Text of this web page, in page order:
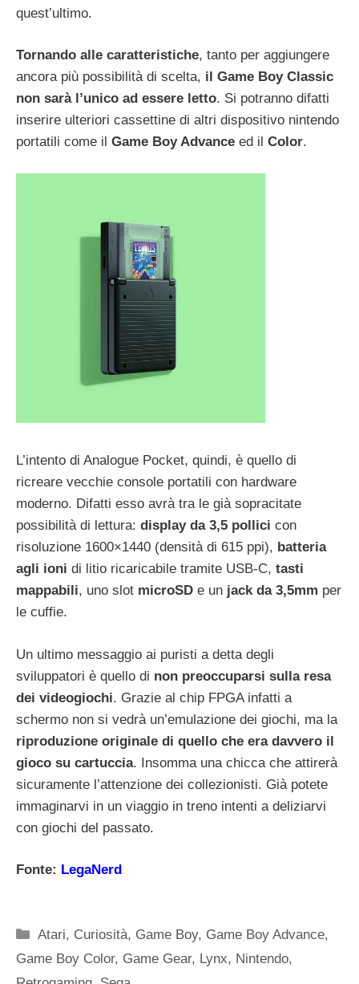
quest’ultimo.
Tornando alle caratteristiche, tanto per aggiungere
ancora più possibilità di scelta, il Game Boy Classic
non sarà l’unico ad essere letto. Si potranno difatti
inserire ulteriori cassettine di altri dispositivo nintendo
portatili come il Game Boy Advance ed il Color.
L’intento di Analogue Pocket, quindi, è quello di
ricreare vecchie console portatili con hardware
moderno. Difatti esso avrà tra le già sopracitate
possibilità di lettura: display da 3,5 pollici con
risoluzione 1600×1440 (densità di 615 ppi), batteria
agli ioni di litio ricaricabile tramite USB-C, tasti
mappabili, uno slot microSD e un jack da 3,5mm per
le cuffie.
Un ultimo messaggio ai puristi a detta degli
sviluppatori è quello di non preoccuparsi sulla resa
dei videogiochi. Grazie al chip FPGA infatti a
schermo non si vedrà un’emulazione dei giochi, ma la
riproduzione originale di quello che era davvero il
gioco su cartuccia. Insomma una chicca che attirerà
sicuramente l’attenzione dei collezionisti. Già potete
immaginarvi in un viaggio in treno intenti a deliziarvi
con giochi del passato.
Fonte: LegaNerd
Categorie
Atari, Curiosità, Game Boy, Game Boy Advance,
Game Boy Color, Game Gear, Lynx, Nintendo,